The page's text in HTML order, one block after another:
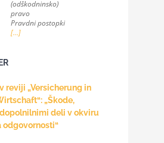
(odškodninsko)
pravo
Pravdni postopki
[...]
reviji „Versicherung in
„Škode,
deli v okviru
odgovornosti“